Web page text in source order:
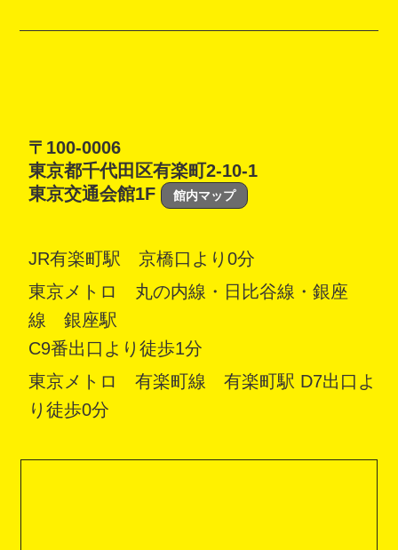
〒100-0006
東京都千代田区有楽町2-10-1
東京交通会館1F
館内マップ
JR有楽町駅 京橋口より0分
東京メトロ 丸の内線・日比谷線・銀座
線 銀座駅
C9番出口より徒歩1分
東京メトロ 有楽町線 有楽町駅 D7出口よ
り徒歩0分